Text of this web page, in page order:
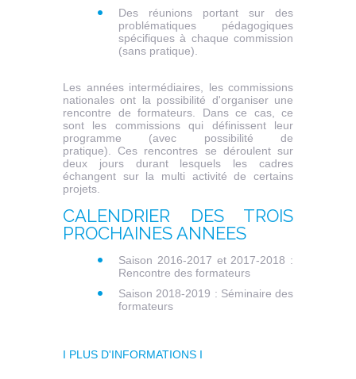
Des réunions portant sur des
problématiques pédagogiques
spécifiques à chaque commission
(sans pratique).
Les années intermédiaires, les commissions
nationales ont la possibilité d'organiser une
rencontre de formateurs. Dans ce cas, ce
sont les commissions qui définissent leur
programme (avec possibilité de
pratique). Ces rencontres se déroulent sur
deux jours durant lesquels les cadres
échangent sur la multi activité de certains
projets.
CALENDRIER DES TROIS
PROCHAINES ANNEES
Saison 2016-2017 et 2017-2018 :
Rencontre des formateurs
Saison 2018-2019 : Séminaire des
formateurs
I PLUS D'INFORMATIONS I